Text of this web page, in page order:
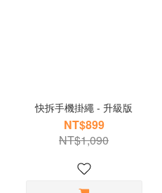
快拆手機掛繩 - 升級版
NT$899
NT$1,090